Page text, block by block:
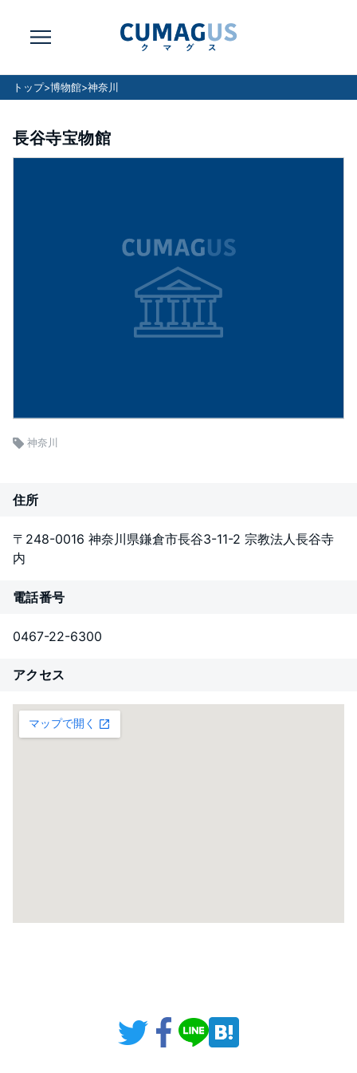
トップ>博物館>神奈川
長谷寺宝物館
神奈川
住所
〒248-0016 神奈川県鎌倉市長谷3-11-2 宗教法人長谷寺
内
電話番号
0467-22-6300
アクセス